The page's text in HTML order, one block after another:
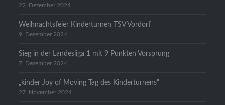
22. Dezember 2024
Weihnachtsfeier Kinderturnen TSV Vordorf
9. Dezember 2024
Sieg in der Landesliga 1 mit 9 Punkten Vorsprung
7. Dezember 2024
„kinder Joy of Moving Tag des Kinderturnens“
27. November 2024